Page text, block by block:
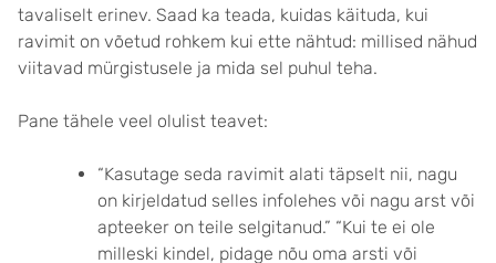
tavaliselt erinev. Saad ka teada, kuidas käituda, kui
ravimit on võetud rohkem kui ette nähtud: millised nähud
viitavad mürgistusele ja mida sel puhul teha.
Pane tähele veel olulist teavet:
“Kasutage seda ravimit alati täpselt nii, nagu
on kirjeldatud selles infolehes või nagu arst või
apteeker on teile selgitanud.” “Kui te ei ole
milleski kindel, pidage nõu oma arsti või